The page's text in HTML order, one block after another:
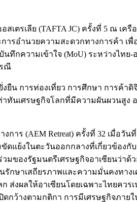
ตรเลีย (TAFTA JC) ครั้งที่ 5 ณ เค
ารอำนวยความสะดวกทางการค้า เ
กความเข้าใจ (MoU) ระหว่างไทย
ณี
น การท่องเที่ยว การศึกษา การค้า
ทันเศรษฐกิจโลกที่มีความผันผวนสู
าร (AEM Retreat) ครั้งที่ 32 เมื่อ
แย้งในตะวันออกกลางที่เกี่ยวข้องกั
ของรัฐมนตรีเศรษฐกิจอาเซียนว่าด้
กษาเสถียรภาพและความมั่นคงทาง
ลให้อาเซียนโดยเฉพาะไทยควร
กว้างตามกติกา การมีเศรษฐกิจภา